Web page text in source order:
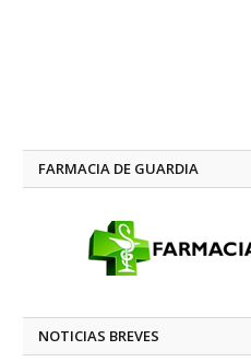
FARMACIA DE GUARDIA
NOTICIAS BREVES